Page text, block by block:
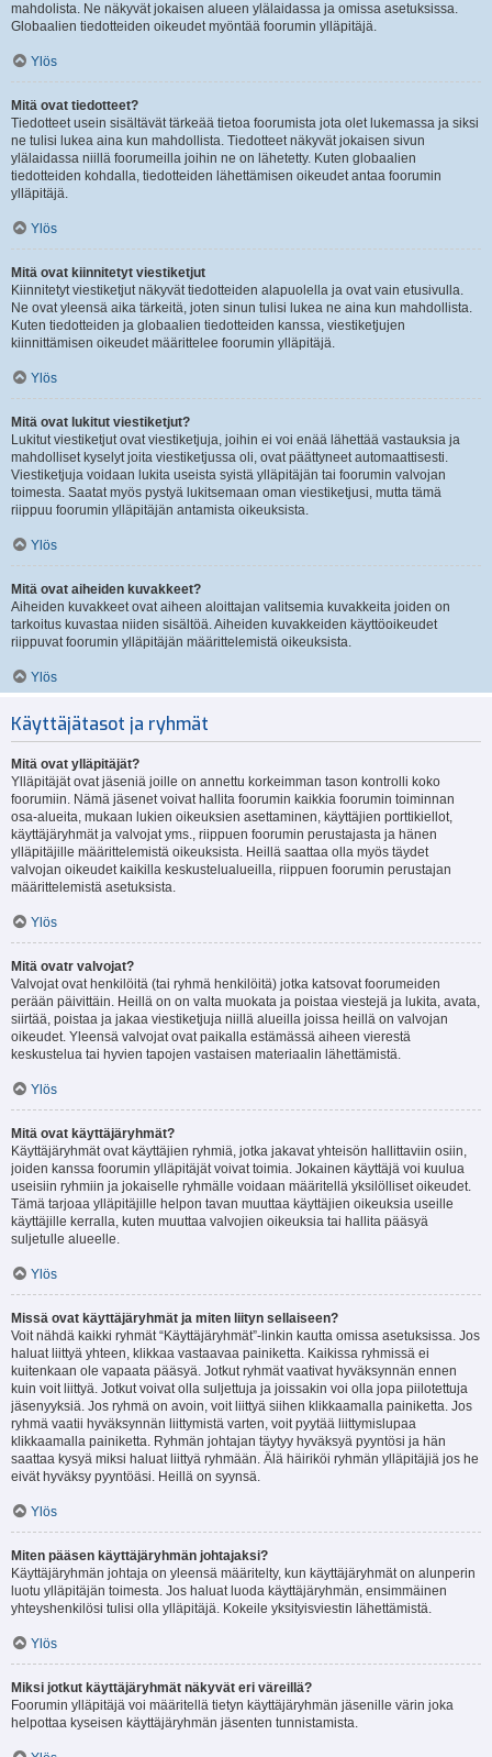
mahdolista. Ne näkyvät jokaisen alueen ylälaidassa ja omissa asetuksissa.
Globaalien tiedotteiden oikeudet myöntää foorumin ylläpitäjä.
Ylös
Mitä ovat tiedotteet?
Tiedotteet usein sisältävät tärkeää tietoa foorumista jota olet lukemassa ja siksi
ne tulisi lukea aina kun mahdollista. Tiedotteet näkyvät jokaisen sivun
ylälaidassa niillä foorumeilla joihin ne on lähetetty. Kuten globaalien
tiedotteiden kohdalla, tiedotteiden lähettämisen oikeudet antaa foorumin
ylläpitäjä.
Ylös
Mitä ovat kiinnitetyt viestiketjut
Kiinnitetyt viestiketjut näkyvät tiedotteiden alapuolella ja ovat vain etusivulla.
Ne ovat yleensä aika tärkeitä, joten sinun tulisi lukea ne aina kun mahdollista.
Kuten tiedotteiden ja globaalien tiedotteiden kanssa, viestiketjujen
kiinnittämisen oikeudet määrittelee foorumin ylläpitäjä.
Ylös
Mitä ovat lukitut viestiketjut?
Lukitut viestiketjut ovat viestiketjuja, joihin ei voi enää lähettää vastauksia ja
mahdolliset kyselyt joita viestiketjussa oli, ovat päättyneet automaattisesti.
Viestiketjuja voidaan lukita useista syistä ylläpitäjän tai foorumin valvojan
toimesta. Saatat myös pystyä lukitsemaan oman viestiketjusi, mutta tämä
riippuu foorumin ylläpitäjän antamista oikeuksista.
Ylös
Mitä ovat aiheiden kuvakkeet?
Aiheiden kuvakkeet ovat aiheen aloittajan valitsemia kuvakkeita joiden on
tarkoitus kuvastaa niiden sisältöä. Aiheiden kuvakkeiden käyttöoikeudet
riippuvat foorumin ylläpitäjän määrittelemistä oikeuksista.
Ylös
Käyttäjätasot ja ryhmät
Mitä ovat ylläpitäjät?
Ylläpitäjät ovat jäseniä joille on annettu korkeimman tason kontrolli koko
foorumiin. Nämä jäsenet voivat hallita foorumin kaikkia foorumin toiminnan
osa-alueita, mukaan lukien oikeuksien asettaminen, käyttäjien porttikiellot,
käyttäjäryhmät ja valvojat yms., riippuen foorumin perustajasta ja hänen
ylläpitäjille määrittelemistä oikeuksista. Heillä saattaa olla myös täydet
valvojan oikeudet kaikilla keskustelualueilla, riippuen foorumin perustajan
määrittelemistä asetuksista.
Ylös
Mitä ovatr valvojat?
Valvojat ovat henkilöitä (tai ryhmä henkilöitä) jotka katsovat foorumeiden
perään päivittäin. Heillä on on valta muokata ja poistaa viestejä ja lukita, avata,
siirtää, poistaa ja jakaa viestiketjuja niillä alueilla joissa heillä on valvojan
oikeudet. Yleensä valvojat ovat paikalla estämässä aiheen vierestä
keskustelua tai hyvien tapojen vastaisen materiaalin lähettämistä.
Ylös
Mitä ovat käyttäjäryhmät?
Käyttäjäryhmät ovat käyttäjien ryhmiä, jotka jakavat yhteisön hallittaviin osiin,
joiden kanssa foorumin ylläpitäjät voivat toimia. Jokainen käyttäjä voi kuulua
useisiin ryhmiin ja jokaiselle ryhmälle voidaan määritellä yksilölliset oikeudet.
Tämä tarjoaa ylläpitäjille helpon tavan muuttaa käyttäjien oikeuksia useille
käyttäjille kerralla, kuten muuttaa valvojien oikeuksia tai hallita pääsyä
suljetulle alueelle.
Ylös
Missä ovat käyttäjäryhmät ja miten liityn sellaiseen?
Voit nähdä kaikki ryhmät “Käyttäjäryhmät”-linkin kautta omissa asetuksissa. Jos
haluat liittyä yhteen, klikkaa vastaavaa painiketta. Kaikissa ryhmissä ei
kuitenkaan ole vapaata pääsyä. Jotkut ryhmät vaativat hyväksynnän ennen
kuin voit liittyä. Jotkut voivat olla suljettuja ja joissakin voi olla jopa piilotettuja
jäsenyyksiä. Jos ryhmä on avoin, voit liittyä siihen klikkaamalla painiketta. Jos
ryhmä vaatii hyväksynnän liittymistä varten, voit pyytää liittymislupaa
klikkaamalla painiketta. Ryhmän johtajan täytyy hyväksyä pyyntösi ja hän
saattaa kysyä miksi haluat liittyä ryhmään. Älä häiriköi ryhmän ylläpitäjiä jos he
eivät hyväksy pyyntöäsi. Heillä on syynsä.
Ylös
Miten pääsen käyttäjäryhmän johtajaksi?
Käyttäjäryhmän johtaja on yleensä määritelty, kun käyttäjäryhmät on alunperin
luotu ylläpitäjän toimesta. Jos haluat luoda käyttäjäryhmän, ensimmäinen
yhteyshenkilösi tulisi olla ylläpitäjä. Kokeile yksityisviestin lähettämistä.
Ylös
Miksi jotkut käyttäjäryhmät näkyvät eri väreillä?
Foorumin ylläpitäjä voi määritellä tietyn käyttäjäryhmän jäsenille värin joka
helpottaa kyseisen käyttäjäryhmän jäsenten tunnistamista.